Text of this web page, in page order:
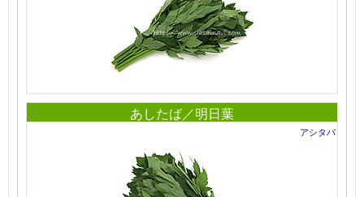
あしたば／明日葉
アシタバ